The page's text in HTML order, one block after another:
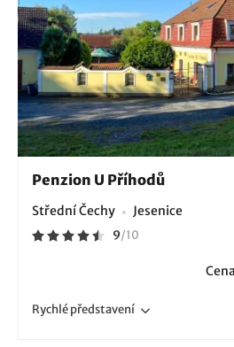
Penzion U Příhodů
Střední Čechy Jesenice
9/10
Rychlépředstavení